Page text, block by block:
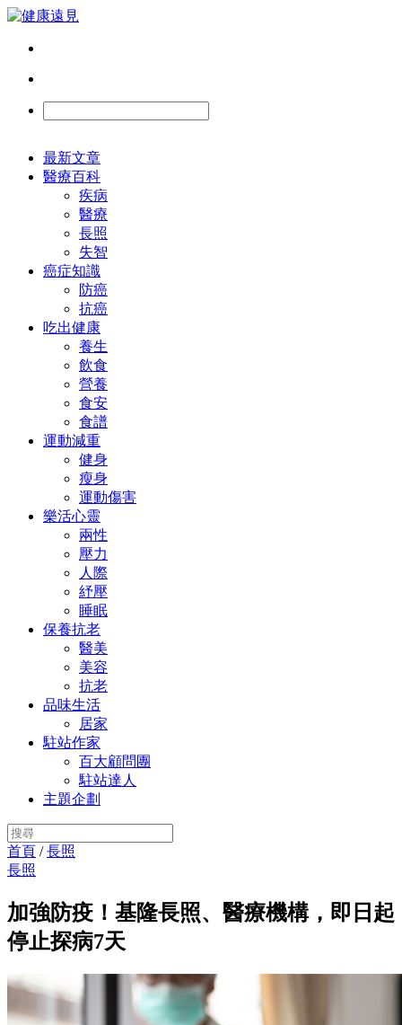
最新文章
醫療百科
疾病
醫療
長照
失智
癌症知識
防癌
抗癌
吃出健康
養生
飲食
營養
食安
食譜
運動減重
健身
瘦身
運動傷害
樂活心靈
兩性
壓力
人際
紓壓
睡眠
保養抗老
醫美
美容
抗老
品味生活
居家
駐站作家
百大顧問團
駐站達人
主題企劃
首頁 /長照
長照
加強防疫！基隆長照、醫療機構，即日起
停止探病7天